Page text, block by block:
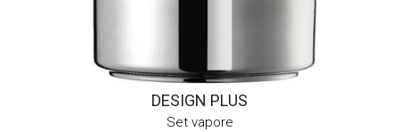
DESIGN PLUS
Set vapore